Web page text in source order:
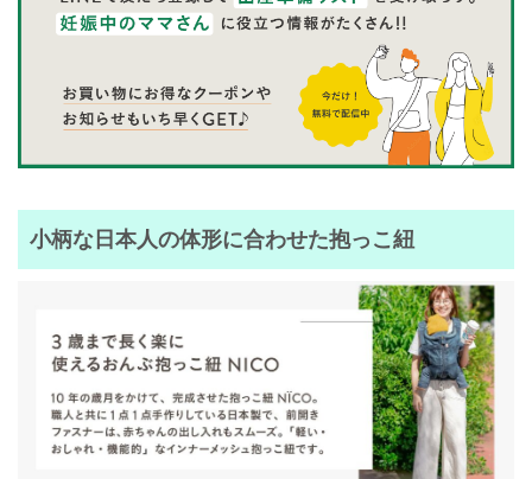
小柄な日本人の体形に合わせた抱っこ紐